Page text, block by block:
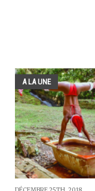
A LA UNE